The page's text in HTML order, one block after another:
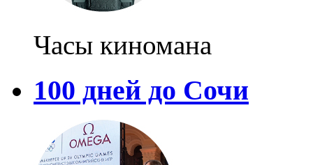
Часы киномана
100 дней до Сочи